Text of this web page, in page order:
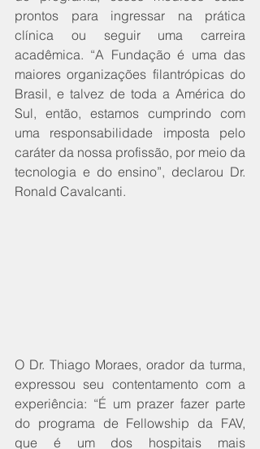
prontos para ingressar na prática
clínica ou seguir uma carreira
acadêmica. “A Fundação é uma das
maiores organizações filantrópicas do
Brasil, e talvez de toda a América do
Sul, então, estamos cumprindo com
uma responsabilidade imposta pelo
caráter da nossa profissão, por meio da
tecnologia e do ensino”, declarou Dr.
Ronald Cavalcanti.
O Dr. Thiago Moraes, orador da turma,
expressou seu contentamento com a
experiência: “É um prazer fazer parte
do programa de Fellowship da FAV,
que é um dos hospitais mais